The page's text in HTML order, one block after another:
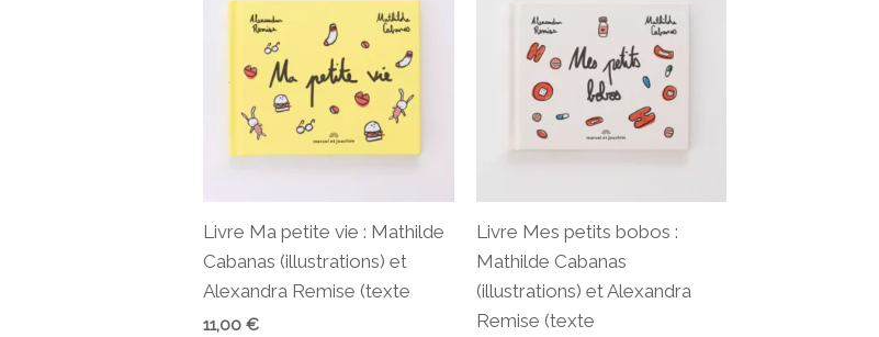
Livre Ma petite vie : Mathilde
Cabanas (illustrations) et
Alexandra Remise (texte
11,00€
Livre Mes petits bobos :
Mathilde Cabanas
(illustrations) et Alexandra
Remise (texte